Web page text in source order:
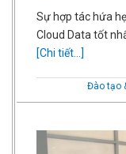
Sự hợp tác hứa
Cloud Data tốt
[Chi tiết...]
Đào tạo